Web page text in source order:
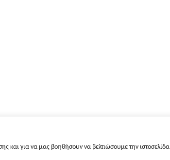
και για να μας βοηθήσουν να βελτιώσουμε την ιστοσελίδα